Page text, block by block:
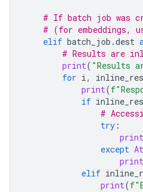
# If batch job was
# (for embeddings,
elif batch_job .dest
# Results are
print( "Results
for i,
print(f
if
#
try :
print
except
print
elif
print(f